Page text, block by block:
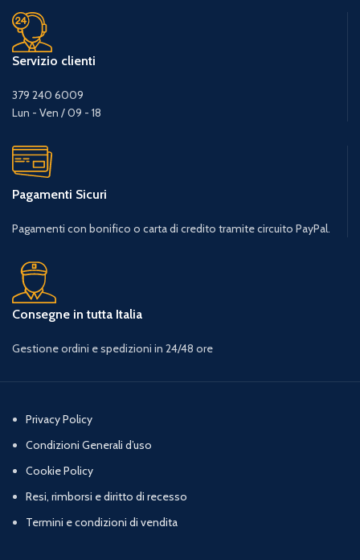
Servizio clienti
379 240 6009
Lun - Ven / 09 - 18
Pagamenti Sicuri
Pagamenti con bonifico o carta di credito tramite circuito PayPal.
Consegne in tutta Italia
Gestione ordini e spedizioni in 24/48 ore
Privacy Policy
Condizioni Generali d’uso
Cookie Policy
Resi, rimborsi e diritto di recesso
Termini e condizioni di vendita